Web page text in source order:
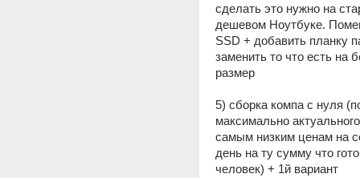
сделать это нужно на
дешевом Ноутбуке.
SSD + добавить планку
заменить то что есть на
размер
5) сборка компа с нуля
максимально
самым низким ценам на
день на ту сумму что
человек) + 1й вариант